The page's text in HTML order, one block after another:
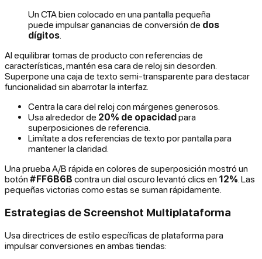
Un CTA bien colocado en una pantalla pequeña
puede impulsar ganancias de conversión de dos
dígitos
Al equilibrar tomas de producto con referencias de
características, mantén esa cara de reloj sin desorden.
Superpone una caja de texto semi-transparente para destacar
funcionalidad sin abarrotar la interfaz.
Centra la cara del reloj con márgenes generosos.
Usa alrededor de 20% de opacidadpara
superposiciones de referencia.
Limítate a dos referencias de texto por pantalla para
mantener la claridad.
Una prueba A/B rápida en colores de superposición mostró un
botón #FF6B6B contra un dial oscuro levantó clics en 12% . Las
pequeñas victorias como estas se suman rápidamente.
Estrategias de Screenshot Multiplataforma
Usa directrices de estilo específicas de plataforma para
impulsar conversiones en ambas tiendas: